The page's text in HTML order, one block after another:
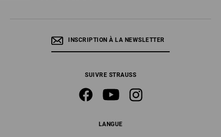
INSCRIPTION À LA NEWSLETTER
SUIVRE STRAUSS
LANGUE